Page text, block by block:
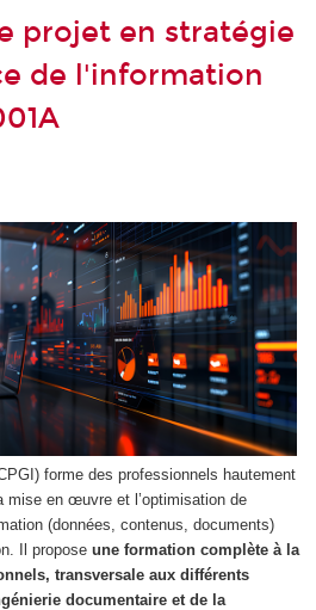
projet en stratégie
de l'information
forme des professionnels hautement
mise en œuvre et l’optimisation de
(données, contenus, documents)
Il propose une formation complète à la
transversale aux différents
documentaire et de la